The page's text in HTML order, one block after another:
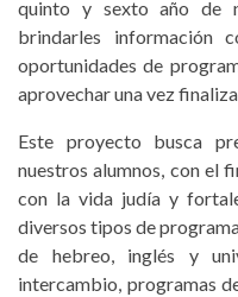
quinto y sexto año de
brindarles información
oportunidades de
aprovechar una vez
Este proyecto busca
nuestros alumnos, con el
con la vida judía y
diversos tipos de
de hebreo, inglés y
intercambio, programas